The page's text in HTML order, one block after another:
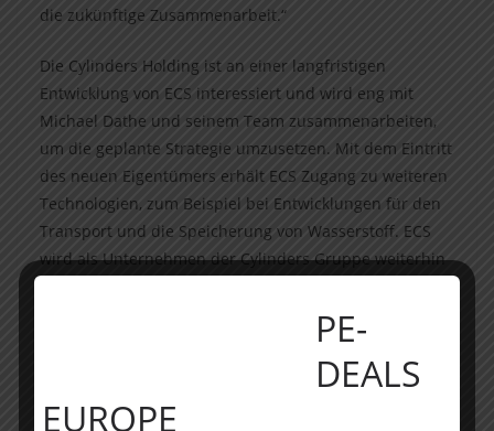
die zukünftige Zusammenarbeit.“
Die Cylinders Holding ist an einer langfristigen
Entwicklung von ECS interessiert und wird eng mit
Michael Dathe und seinem Team zusammenarbeiten,
um die geplante Strategie umzusetzen. Mit dem Eintritt
des neuen Eigentümers erhält ECS Zugang zu weiteren
Technologien, zum Beispiel bei Entwicklungen für den
Transport und die Speicherung von Wasserstoff. ECS
wird als Unternehmen der Cylinders Gruppe weiterhin
PE-
DEALS
EUROPE